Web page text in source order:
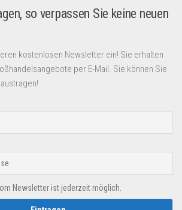
so verpassen Sie keine neuen
kostenlosen Newsletter ein! Sie erhalten
per E-Mail. Sie können Sie
Newsletter ist jederzeit möglich.